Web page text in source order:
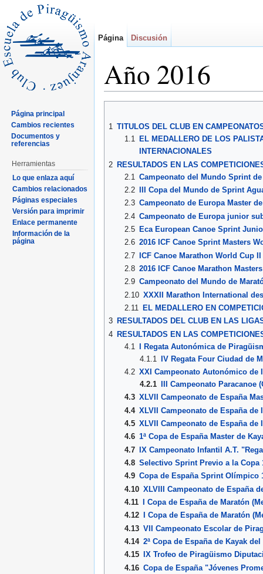
Año 2016
1 TITULOS DEL CLUB EN
1.1
EL MEDALLERO DE LOS
INTERNACIONALES
2 RESULTADOS EN LAS
2.1
Campeonato del Mundo Sprint
2.2
III Copa del Mundo de Sprint
2.3 Campeonato de Europa Master
2.4 Campeonato de Europa junior
2.5
Eca European Canoe Sprint
2.6 2016 ICF Canoe Sprint Masters
2.7 ICF Canoe Marathon World Cup II
2.8 2016 ICF Canoe Marathon
2.9 Campeonato del Mundo de
2.10 XXXII Marathon International
2.11
EL MEDALLERO EN
3 RESULTADOS DEL CLUB EN LAS
4 RESULTADOS EN LAS
4.1 I Regata Autonómica de
4.1.1
IV Regata Four Ciudad de
4.2 XXI Campeonato Autonómico de
4.2.1
III Campeonato Paracanoe
4.3 XLVII Campeonato de España
4.4 XLVII Campeonato de España
4.5 XLVII Campeonato de España
4.6 1ª Copa de España Master de
4.7 IX Campeonato Infantil A.T.
4.8 Selectivo Sprint Previo a la Copa
4.9 Copa de España Sprint Olímpico
4.10 XLVIII Campeonato de España
4.11
I Copa de España de Maratón
4.12
I Copa de España de Maratón
4.13 VII Campeonato Escolar de
4.14 2ª Copa de España de Kayak del
4.15
IX Trofeo de Piragüismo
4.16 Copa de España "Jóvenes
Página Discusión
Página principal
Cambios recientes
Documentos y
referencias
Herramientas
Lo que enlaza aquí
Cambios relacionados
Páginas especiales
Versión para imprimir
Enlace permanente
Información de la
página